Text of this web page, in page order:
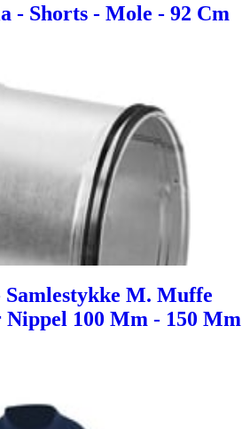
- Shorts - Mole - 92 Cm
Samlestykke M. Muffe
Nippel 100 Mm - 150 Mm